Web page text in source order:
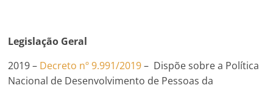
Legislação Geral
2019 – Decreto nº 9.991/2019– Dispõe sobre a Política
Nacional de Desenvolvimento de Pessoas da